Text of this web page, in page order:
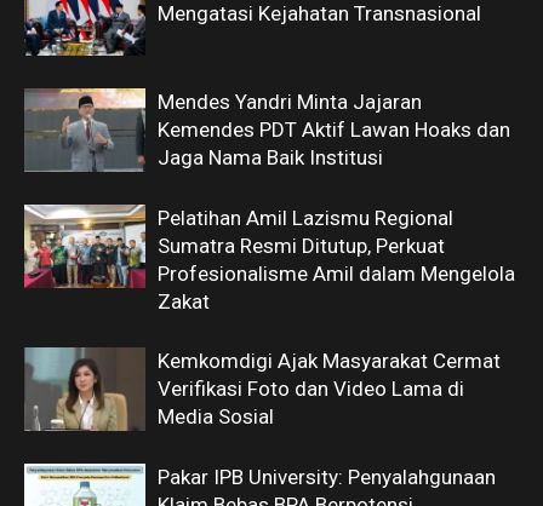
Mengatasi Kejahatan Transnasional
Mendes Yandri Minta Jajaran
Kemendes PDT Aktif Lawan Hoaks dan
Jaga Nama Baik Institusi
Pelatihan Amil Lazismu Regional
Sumatra Resmi Ditutup, Perkuat
Profesionalisme Amil dalam Mengelola
Zakat
Kemkomdigi Ajak Masyarakat Cermat
Verifikasi Foto dan Video Lama di
Media Sosial
Pakar IPB University: Penyalahgunaan